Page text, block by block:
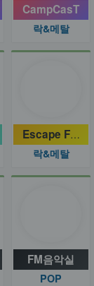
CampCasT
락&메탈
Escape From
락&메탈
FM음악실
POP